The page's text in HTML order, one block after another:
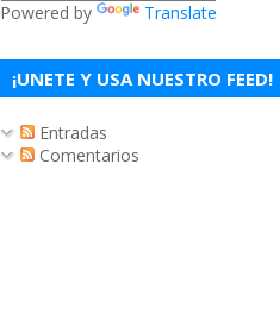
Powered by Translate
¡UNETE Y USA NUESTRO FEED!
Entradas
Comentarios